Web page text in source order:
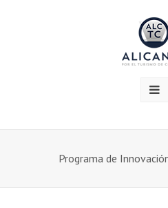
Programa de